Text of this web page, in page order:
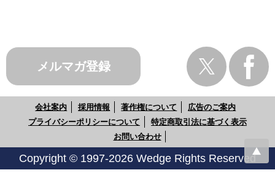
メルマガ登録
会社案内 採用情報 著作権について
広告のご案内
プライバシーポリシーについて
特定商取引法に基づく表示
お問い合わせ
Copyright © 1997-2026 Wedge Rights Reserved